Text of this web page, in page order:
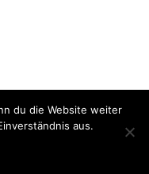
du die Website weiter
aus.